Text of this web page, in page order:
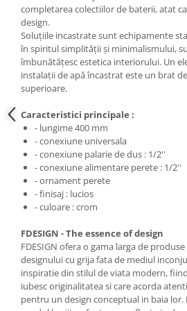
completarea colectiilor de baterii, atat
design.
Soluțiile incastrate sunt echipamente
în spiritul simplității și minimalismului,
îmbunătățesc estetica interiorului. Un
instalații de apă încastrat este un brat
superioare.
Caracteristici principale :
- lungime 400 mm
- conexiune universala
- conexiune palarie de dus : 1/2''
- conexiune alimentare perete : 1/2''
- ornament perete
- finisaj : lucios
- culoare : crom
FDESIGN - The essence of design
FDESIGN ofera o gama larga de
designului cu grija fata de mediul
inspiratie din stilul de viata modern,
iubesc originalitatea si care acorda
pentru un design conceptual in baia lor.